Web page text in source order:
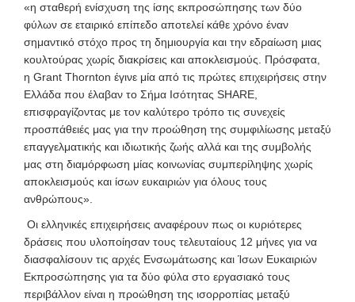
«η σταθερή ενίσχυση της ίσης εκπροσώπησης των δύο
φύλων σε εταιρικό επίπεδο αποτελεί κάθε χρόνο έναν
σημαντικό στόχο προς τη δημιουργία και την εδραίωση μιας
κουλτούρας χωρίς διακρίσεις και αποκλεισμούς. Πρόσφατα,
η Grant Thornton έγινε μία από τις πρώτες επιχειρήσεις στην
Ελλάδα που έλαβαν το Σήμα Ισότητας SHARE,
επισφραγίζοντας με τον καλύτερο τρόπο τις συνεχείς
προσπάθειές μας για την προώθηση της συμφιλίωσης μεταξύ
επαγγελματικής και ιδιωτικής ζωής αλλά και της συμβολής
μας στη διαμόρφωση μίας κοινωνίας συμπερίληψης χωρίς
αποκλεισμούς και ίσων ευκαιριών για όλους τους
ανθρώπους».
Οι ελληνικές επιχειρήσεις αναφέρουν πως οι κυριότερες
δράσεις που υλοποίησαν τους τελευταίους 12 μήνες για να
διασφαλίσουν τις αρχές Ενσωμάτωσης και Ίσων Ευκαιριών
Εκπροσώπησης για τα δύο φύλα στο εργασιακό τους
περιβάλλον είναι η προώθηση της ισορροπίας μεταξύ